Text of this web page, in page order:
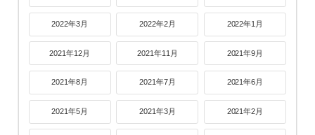
2022年3月 2022年2月 2022年1月
2021年12月 2021年11月 2021年9月
2021年8月 2021年7月 2021年6月
2021年5月 2021年3月 2021年2月